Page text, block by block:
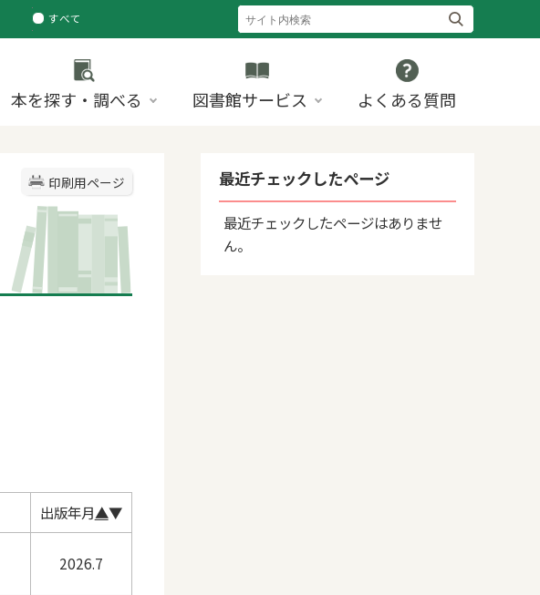
すべて
ページ
本を探す・調べる 図書館サービス よくある質問
印刷用ページ
出版年月▲▼
2026.7
最近チェックしたページ
最近チェックしたページはありませ
ん。